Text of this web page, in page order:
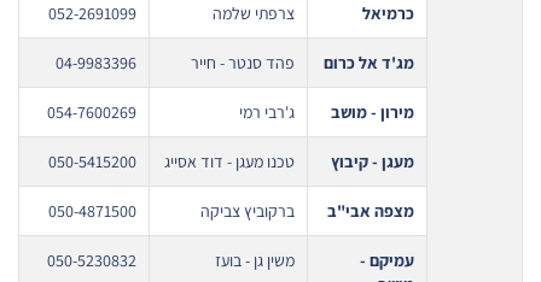
כרמיאל צרפתי שלמה 052-2691099
מג'ד אל כרום פהד סנטר - חייר 04-9983396
מירון - מושב ג'רבי רמי 054-7600269
מעגן - קיבוץ טכנו מעגן - דוד אסייג 050-5415200
מצפה אבי"ב ברקוביץ צביקה 050-4871500
עמיקם -
משין גן - בועז 050-5230832